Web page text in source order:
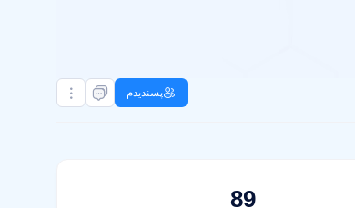
پسندیدم
89